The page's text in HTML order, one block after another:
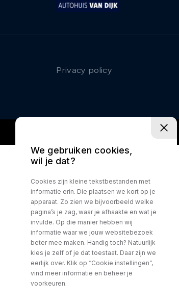
Privacy policy
We gebruiken cookies,
wil je dat?
Cookies zijn kleine tekstbestanden met
informatie erin. Die plaatsen we kort op je
apparaat. Zo zien we bijvoorbeeld welke
pagina’s je zag, waar je afhaakte en wat je
invulde. Op die manier hebben wij
informatie waar we jouw websitebezoek
beter mee maken. Handig toch? Natuurlijk
kies je zelf of je dat toestaat. Daar zijn we
eerlijk over. Klik op “Cookie instellingen”,
vind meer informatie en beheer je
voorkeuren.